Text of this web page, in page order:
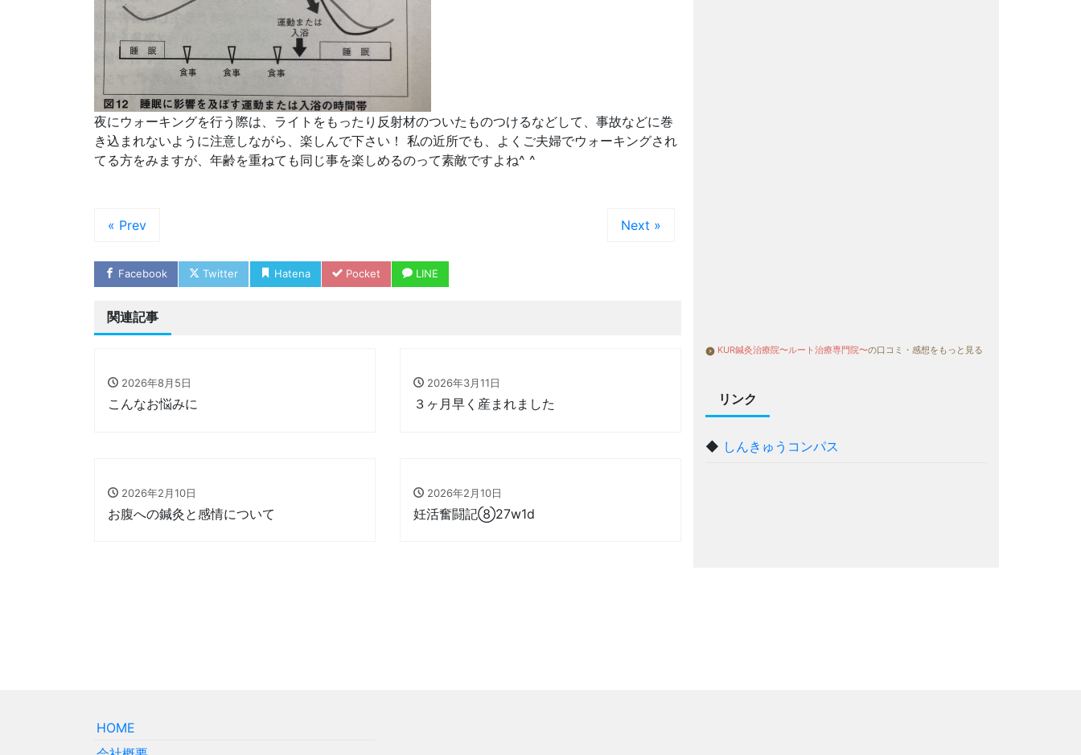
夜にウォーキングを行う際は、ライトをもったり反射材のついたものつけるなどして、事故などに巻
き込まれないように注意しながら、楽しんで下さい！ 私の近所でも、よくご夫婦でウォーキングされ
てる方をみますが、年齢を重ねても同じ事を楽しめるのって素敵ですよね^ ^
« Prev Next »
Facebook Twitter Hatena Pocket LINE
関連記事
2026年8月5日
こんなお悩みに
2026年3月11日
３ヶ月早く産まれました
2026年2月10日
お腹への鍼灸と感情について
2026年2月10日
妊活奮闘記⑧27w1d
KUR鍼灸治療院〜ルート治療専門院〜の口コミ・感想をもっと見る
リンク
◆ しんきゅうコンパス
HOME